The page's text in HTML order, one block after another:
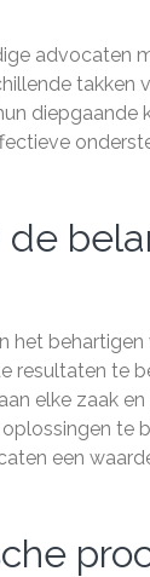
advocaten
takken
diepgaande
behartigen
resultaten te
elke zaak
te
een